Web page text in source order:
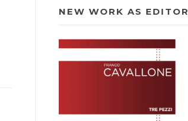
NEW WORK AS EDITOR